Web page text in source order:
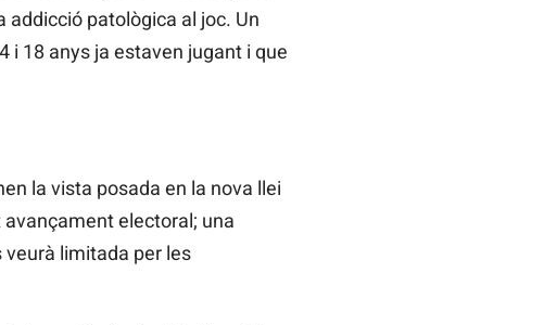
addicció patològica al joc. Un
i 18 anys ja estaven jugant i que
la vista posada en la nova llei
avançament electoral; una
veurà limitada per les